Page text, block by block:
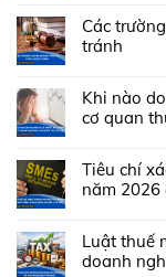
Các
tránh
Khi nào
cơ quan
Tiêu chí
năm 2026
Luật thuế
doanh